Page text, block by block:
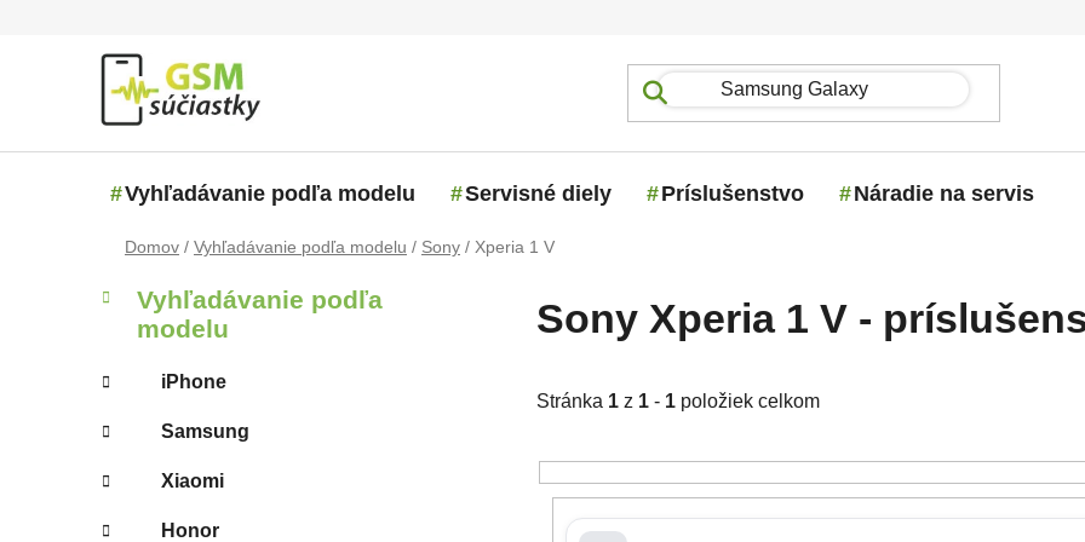
Vyhľadávanie podľa modelu Servisné diely Príslušenstvo Náradie na servis
Domov / Vyhľadávanie podľa modelu / Sony / Xperia 1 V
Bočný panel
Kategórie
Vyhľadávanie podľa
modelu
iPhone
Samsung
Xiaomi
Honor
Sony Xperia 1 V -
Stránka 1 z 1 - 1 položiek celkom